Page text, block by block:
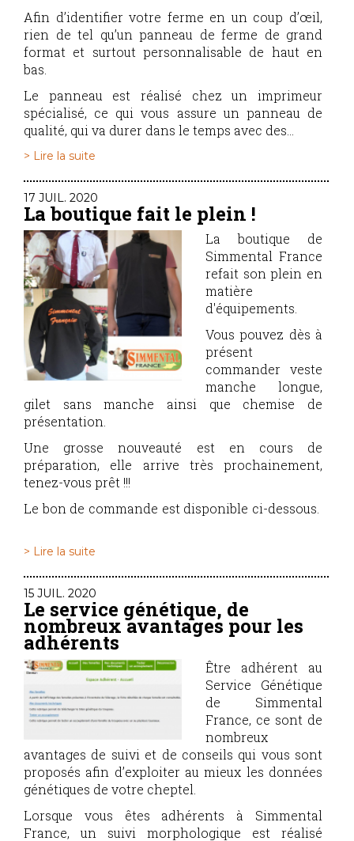
Afin d’identifier votre ferme en un coup d’œil,
rien de tel qu’un panneau de ferme de grand
format et surtout personnalisable de haut en
bas.
Le panneau est réalisé chez un imprimeur
spécialisé, ce qui vous assure un panneau de
qualité, qui va durer dans le temps avec des...
> Lire la suite
17 JUIL. 2020
La boutique fait le plein !
La boutique de
Simmental France
refait son plein en
matière
d'équipements.
Vous pouvez dès à
présent
commander veste
manche longue,
gilet sans manche ainsi que chemise de
présentation.
Une grosse nouveauté est en cours de
préparation, elle arrive très prochainement,
tenez-vous prêt !!!
Le bon de commande est disponible ci-dessous.
> Lire la suite
15 JUIL. 2020
Le service génétique, de
nombreux avantages pour les
adhérents
Être adhérent au
Service Génétique
de Simmental
France, ce sont de
nombreux
avantages de suivi et de conseils qui vous sont
proposés afin d’exploiter au mieux les données
génétiques de votre cheptel.
Lorsque vous êtes adhérents à Simmental
France, un suivi morphologique est réalisé